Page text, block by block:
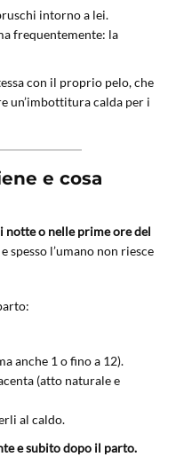
intorno a lei.
frequentemente: la
con il proprio pelo, che
un’imbottitura calda per i
e cosa
notte o nelle prime ore del
spesso l’umano non riesce
anche 1 o fino a 12).
(atto naturale e
al caldo.
e subito dopo il parto.